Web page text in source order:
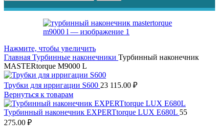
Нажмите, чтобы увеличить
Главная Турбинные наконечники Турбинный наконечник
MASTERtorque M9000 L
Трубки для ирригации S600 23 115.00 ₽
Вернуться к товарам
Турбинный наконечник EXPERTtorque LUX E680L 55
275.00 ₽